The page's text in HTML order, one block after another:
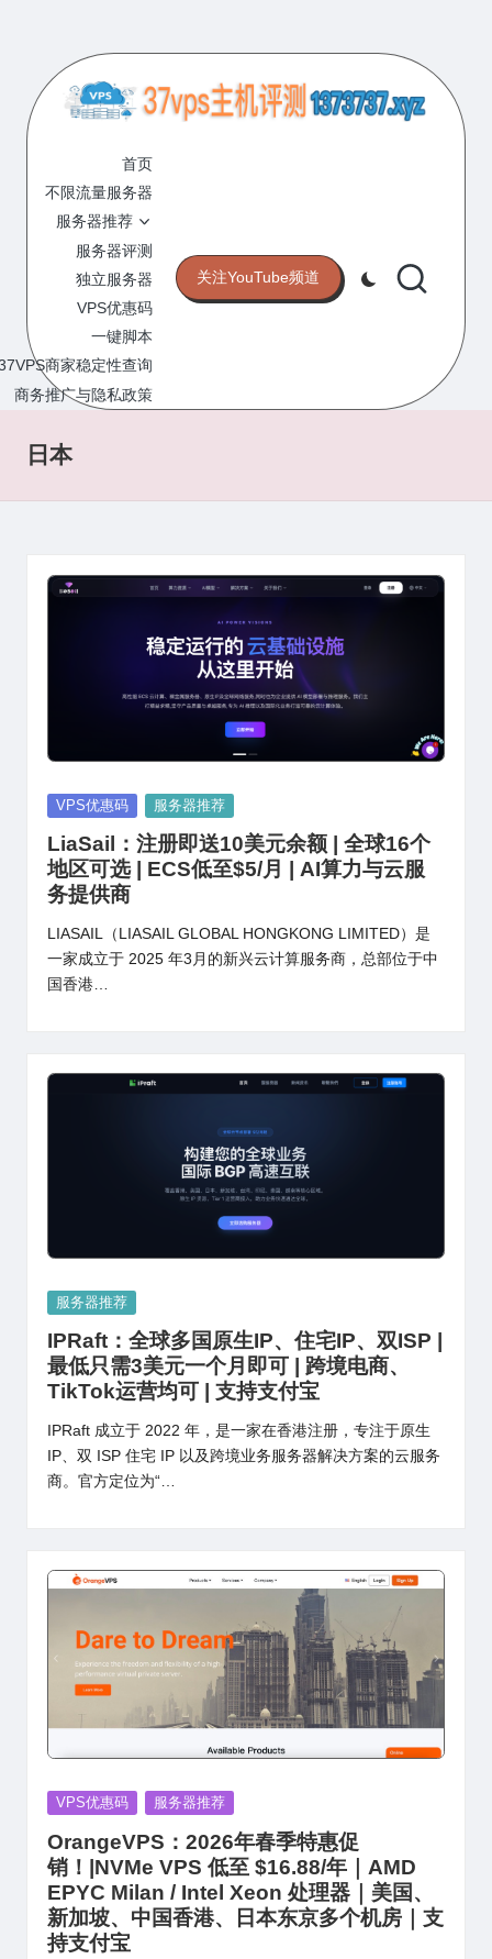
content
7
V
P
S
主
机
评
测
的
VPS
网
站
首页
不限流量服务器
服务器推荐
服务器评测
独立服务器
VPS优惠码
一键脚本
商家稳定性查询
商务推广与隐私政策
关注YouTube频道
日本
Posted
VPS优惠码 服务器推荐
LiaSail：注册即送10美元余额 | 全球16个
地区可选 | ECS低至$5/月 | AI算力与云服
务提供商
LIASAIL（LIASAIL GLOBAL HONGKONG LIMITED）是
一家成立于 2025 年3月的新兴云计算服务商，总部位于中
国香港…
Posted
服务器推荐
IPRaft：全球多国原生IP、住宅IP、双ISP |
最低只需3美元一个月即可 | 跨境电商、
TikTok运营均可 | 支持支付宝
IPRaft 成立于 2022 年，是一家在香港注册，专注于原生
IP、双 ISP 住宅 IP 以及跨境业务服务器解决方案的云服务
商。官方定位为“…
Posted
VPS优惠码 服务器推荐
OrangeVPS：2026年春季特惠促
销！|NVMe VPS 低至 $16.88/年｜AMD
EPYC Milan / Intel Xeon 处理器｜美国、
新加坡、中国香港、日本东京多个机房｜支
持支付宝